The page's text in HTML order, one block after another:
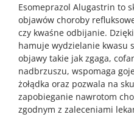
Esomeprazol Alugastrin to
objawów choroby
czy kwaśne odbijanie.
hamuje wydzielanie kwasu
objawy takie jak zgaga,
nadbrzuszu, wspomaga
żołądka oraz pozwala na
zapobieganie nawrotom
zgodnym z zaleceniami